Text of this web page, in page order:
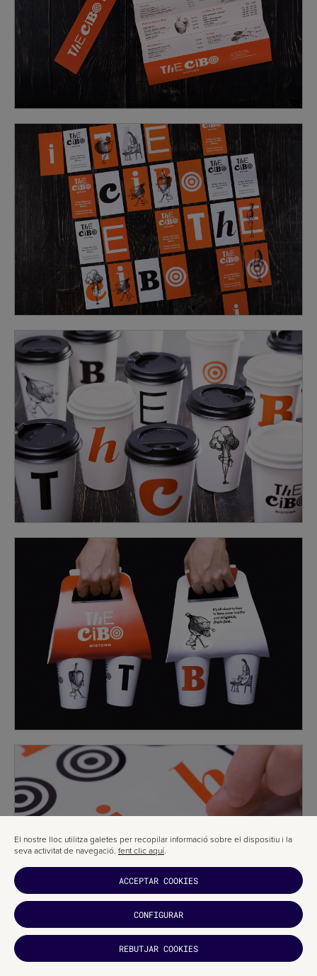
El nostre lloc utilitza galetes per recopilar informació sobre el dispositiu i la
seva activitat de navegació. fent clic aquí.
ACCEPTAR COOKIES
CONFIGURAR
REBUTJAR COOKIES